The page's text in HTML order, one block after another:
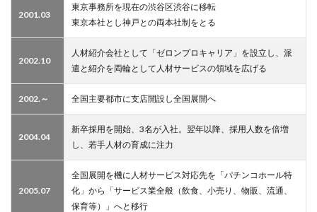
2001.03
東京事務所を現在の渋谷区渋谷に移転
東京本社とし神戸との両本社制をとる
2002.10
人材紹介会社として「ゼロンプロキャリア」を設立し、派
遣と紹介を両輪として人材サービスの領域を広げる
2002.～ 全国主要都市に支店開設し全国展開へ
2004.04
新卒採用を開始、3名が入社。翌年以降、採用人数を倍増
し、若手人材の育成に注力
2005.07
全国展開を機に人材サービス対応先を「パチンコホール特
化」から「サービス業全般（飲食、小売り、物販、流通、
保育等）」へと移行